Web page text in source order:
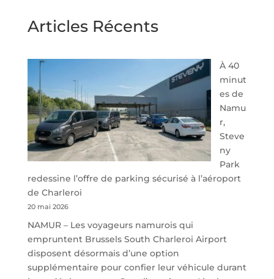
Articles Récents
À 40
minut
es de
Namu
r,
Steve
ny
Park
redessine l’offre de parking sécurisé à l’aéroport
de Charleroi
20 mai 2026
NAMUR – Les voyageurs namurois qui
empruntent Brussels South Charleroi Airport
disposent désormais d’une option
supplémentaire pour confier leur véhicule durant